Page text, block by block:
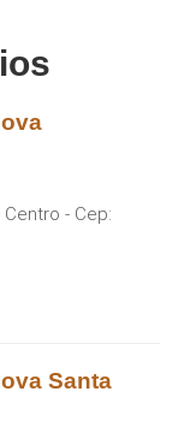
Centro - Cep:
Santa